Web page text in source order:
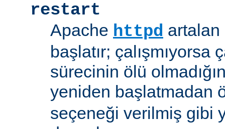
restart
Apache httpd
başlatır; çalışmıyorsa
sürecinin ölü
yeniden başlatmadan
seçeneği verilmiş gibi